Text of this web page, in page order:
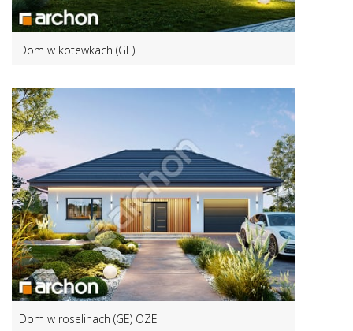
Dom w kotewkach (GE)
Dom w roselinach (GE) OZE